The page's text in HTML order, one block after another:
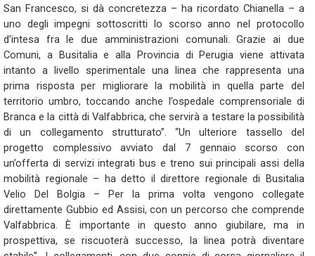
San Francesco, si dà concretezza – ha ricordato Chianella – a
uno degli impegni sottoscritti lo scorso anno nel protocollo
d’intesa fra le due amministrazioni comunali. Grazie ai due
Comuni, a Busitalia e alla Provincia di Perugia viene attivata
intanto a livello sperimentale una linea che rappresenta una
prima risposta per migliorare la mobilità in quella parte del
territorio umbro, toccando anche l’ospedale comprensoriale di
Branca e la città di Valfabbrica, che servirà a testare la possibilità
di un collegamento strutturato”. “Un ulteriore tassello del
progetto complessivo avviato dal 7 gennaio scorso con
un’offerta di servizi integrati bus e treno sui principali assi della
mobilità regionale – ha detto il direttore regionale di Busitalia
Velio Del Bolgia – Per la prima volta vengono collegate
direttamente Gubbio ed Assisi, con un percorso che comprende
Valfabbrica. È importante in questo anno giubilare, ma in
prospettiva, se riscuoterà successo, la linea potrà diventare